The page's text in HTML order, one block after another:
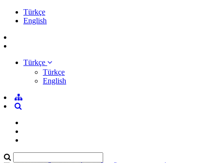
Türkçe
English
Türkçe
Türkçe
English